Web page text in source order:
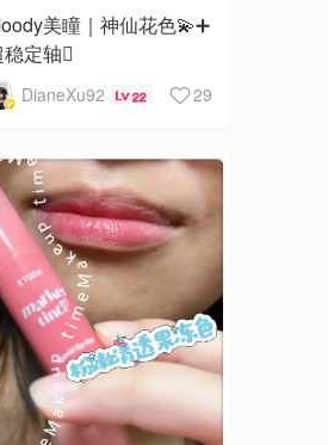
美瞳｜神仙花色💫➕
稳定轴🫆
DianeXu92 22 29